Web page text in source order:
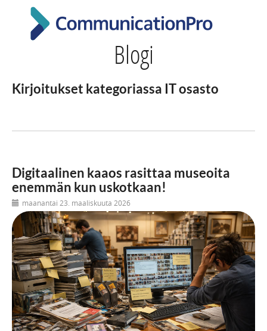
Blogi
Kirjoitukset kategoriassa IT osasto
Digitaalinen kaaos rasittaa museoita
enemmän kun uskotkaan!
maanantai 23. maaliskuuta 2026